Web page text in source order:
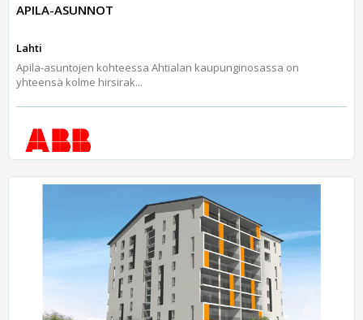
APILA-ASUNNOT
Lahti
Apila-asuntojen kohteessa Ahtialan kaupunginosassa on
yhteensä kolme hirsirak...